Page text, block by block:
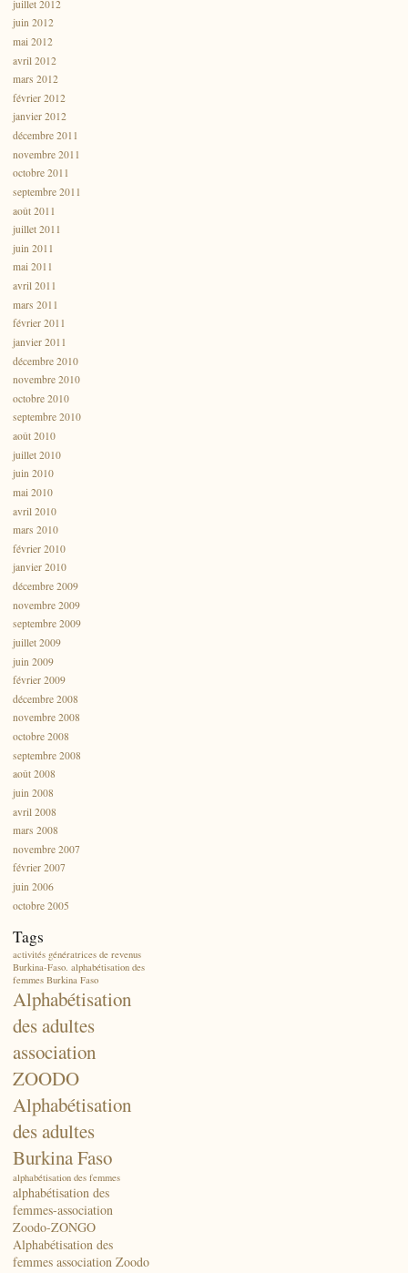
juillet 2012
juin 2012
mai 2012
avril 2012
mars 2012
février 2012
janvier 2012
décembre 2011
novembre 2011
octobre 2011
septembre 2011
août 2011
juillet 2011
juin 2011
mai 2011
avril 2011
mars 2011
février 2011
janvier 2011
décembre 2010
novembre 2010
octobre 2010
septembre 2010
août 2010
juillet 2010
juin 2010
mai 2010
avril 2010
mars 2010
février 2010
janvier 2010
décembre 2009
novembre 2009
septembre 2009
juillet 2009
juin 2009
février 2009
décembre 2008
novembre 2008
octobre 2008
septembre 2008
août 2008
juin 2008
avril 2008
mars 2008
novembre 2007
février 2007
juin 2006
octobre 2005
Tags
activités génératrices de revenus
Burkina-Faso. alphabétisation des
femmes Burkina Faso
Alphabétisation
des adultes
association
ZOODO
Alphabétisation
des adultes
Burkina Faso
alphabétisation des femmes
alphabétisation des
femmes-association
Zoodo-ZONGO
Alphabétisation des
femmes association Zoodo